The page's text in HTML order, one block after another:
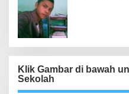
Klik Gambar di bawah
Sekolah